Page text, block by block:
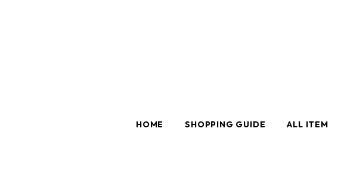
HOME SHOPPING GUIDE ALL ITEM